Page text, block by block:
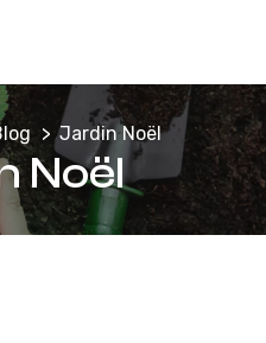
Jardin Noël
Noël